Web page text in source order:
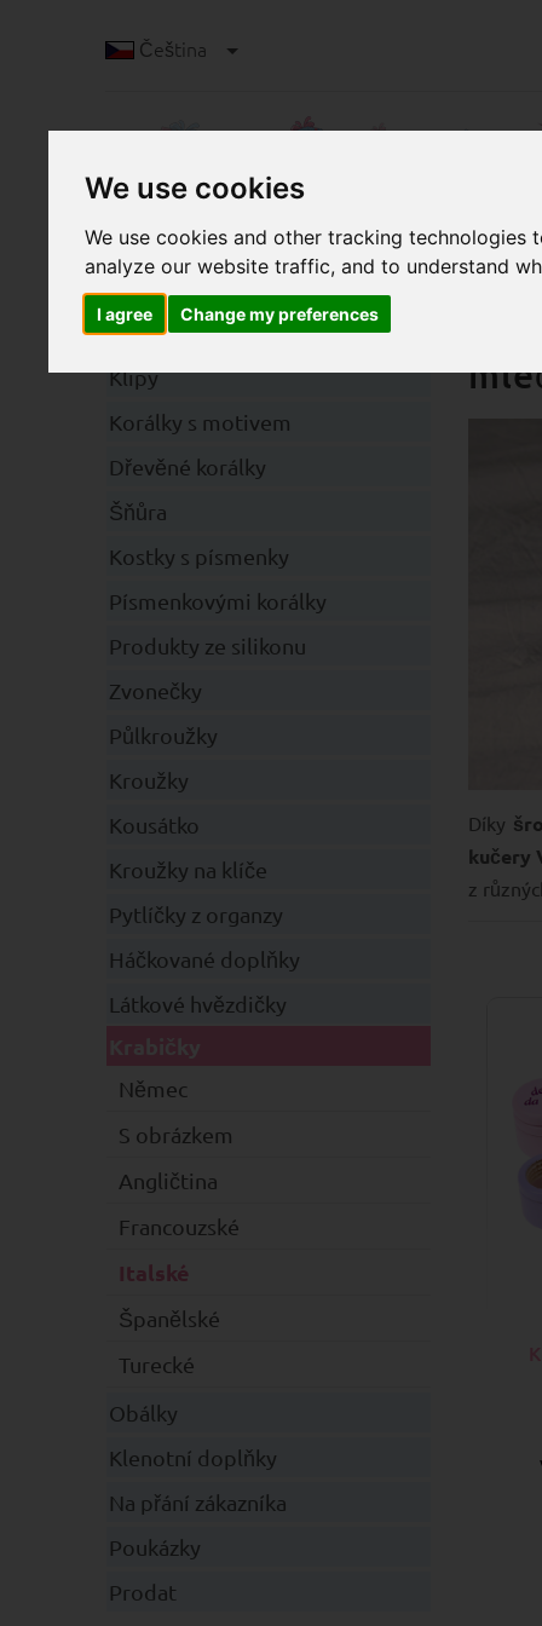
We use cookies
We use cookies and other tracking
analyze our website traffic, and to understand
I agree Change my preferences
Čeština
Díky
kučery
z
Kategorie
Klipy
Korálky s motivem
Dřevěné korálky
Šňůra
Kostky s písmenky
Písmenkovými korálky
Produkty ze silikonu
Zvonečky
Půlkroužky
Kroužky
Kousátko
Kroužky na klíče
Pytlíčky z organzy
Háčkované doplňky
Látkové hvězdičky
Němec
S obrázkem
Angličtina
Francouzské
Italské
Španělské
Turecké
Obálky
Klenotní doplňky
Na přání zákazníka
Poukázky
Prodat